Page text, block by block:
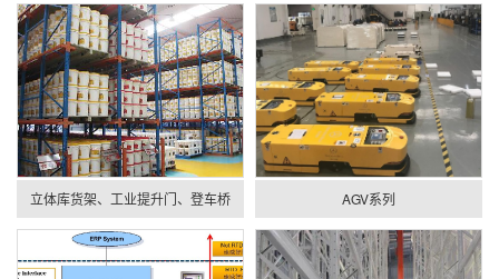
立体库货架、工业提升门、登车桥 AGV系列